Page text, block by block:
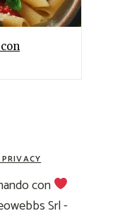
con
Srl -